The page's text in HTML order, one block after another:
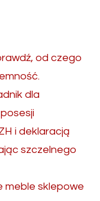
od czego
dla
i deklaracją
szczelnego
meble sklepowe